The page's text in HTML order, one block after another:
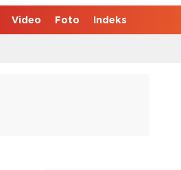
Video Foto Indeks